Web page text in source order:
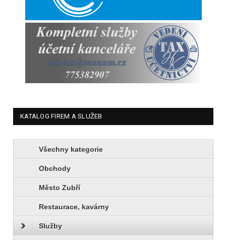
KATALOG FIREM A SLUŽEB
Všechny kategorie
Obchody
Město Zubří
Restaurace, kavárny
Služby